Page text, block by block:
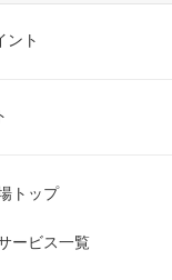
ント
トップ
ービス一覧